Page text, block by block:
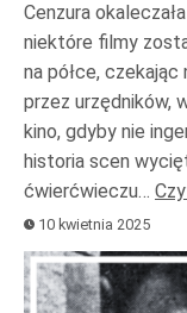
Cenzura
niektóre filmy
na półce,
przez urzędników,
kino, gdyby nie
historia scen
ćwierćwieczu…
10 kwietnia 2025
Odtwarzacz
plików